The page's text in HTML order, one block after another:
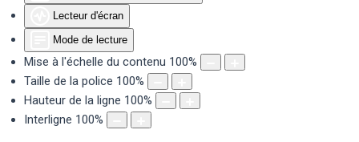
Lecteur d'écran
Mode de lecture
Mise à l'échelle du contenu 100%
Taille de la police 100%
Hauteur de la ligne 100%
Interligne 100%